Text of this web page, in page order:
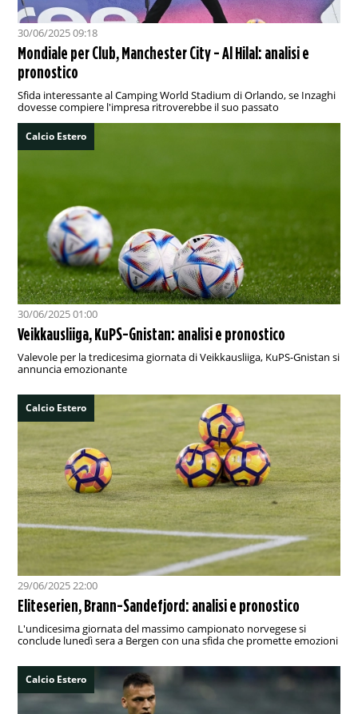
30/06/2025 09:18
Mondiale per Club, Manchester City - Al Hilal: analisi e
pronostico
Sfida interessante al Camping World Stadium di Orlando, se Inzaghi
dovesse compiere l'impresa ritroverebbe il suo passato
Calcio Estero
30/06/2025 01:00
Veikkausliiga, KuPS-Gnistan: analisi e pronostico
Valevole per la tredicesima giornata di Veikkausliiga, KuPS-Gnistan si
annuncia emozionante
Calcio Estero
29/06/2025 22:00
Eliteserien, Brann-Sandefjord: analisi e pronostico
L'undicesima giornata del massimo campionato norvegese si
conclude lunedì sera a Bergen con una sfida che promette emozioni
Calcio Estero